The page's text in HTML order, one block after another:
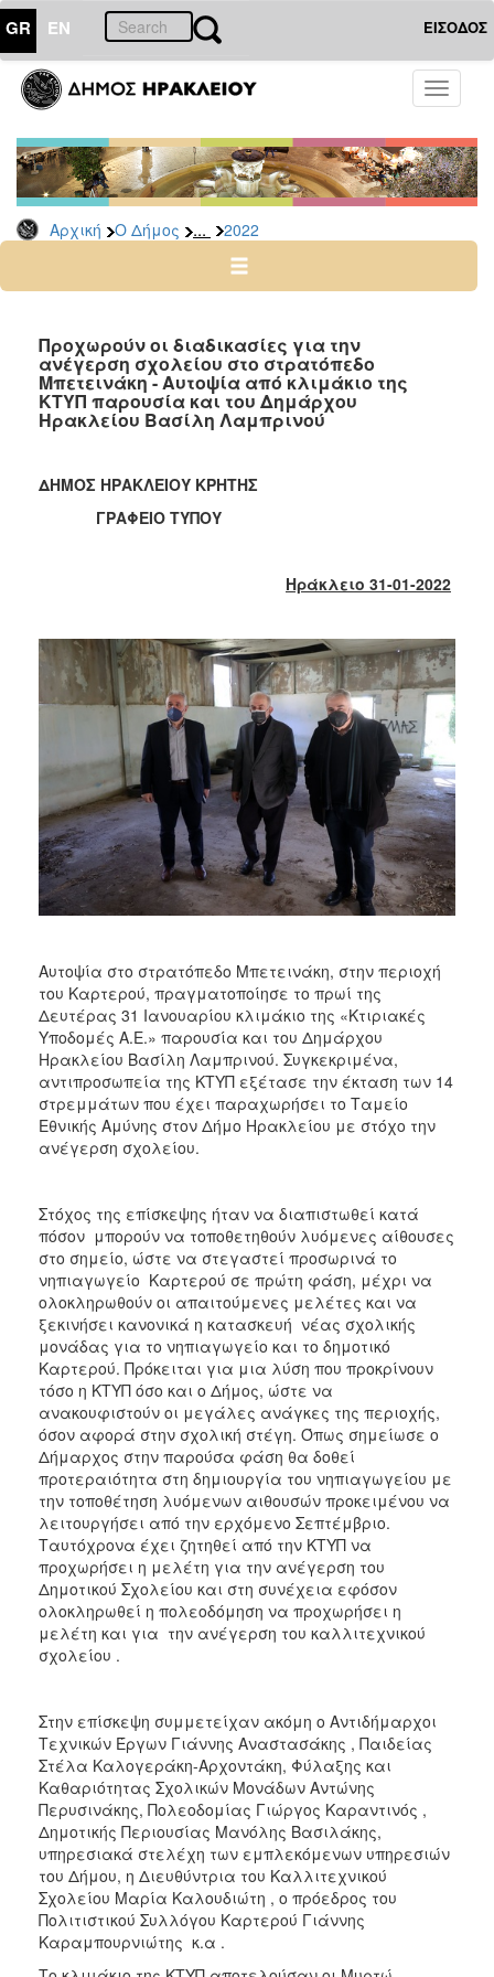
GR EN ΕΙΣΟΔΟΣ
Toggle
Αρχική Ο Δήμος ... 2022
ΔΗΜΟΣ
Δελτία
Τύπου
Αρχείο
2026
2024
2022
2021
2020
2018
2017
2012
2011
2010
2006
ΤΟΠΟΣ
ΑΝΘΕΚΤΙΚΗ
ΠΟΛΗ
Προχωρούν οι διαδικασίες για την
ανέγερση σχολείου στο στρατόπεδο
Μπετεινάκη - Αυτοψία από κλιμάκιο της
ΚΤΥΠ παρουσία και του Δημάρχου
Ηρακλείου Βασίλη Λαμπρινού
ΔΗΜΟΣ ΗΡΑΚΛΕΙΟΥ ΚΡΗΤΗΣ
ΓΡΑΦΕΙΟ ΤΥΠΟΥ
Ηράκλειο 31-01-2022
Αυτοψία στο στρατόπεδο Μπετεινάκη, στην περιοχή
του Καρτερού, πραγματοποίησε το πρωί της
Δευτέρας 31 Ιανουαρίου κλιμάκιο της «Κτιριακές
Υποδομές Α.Ε.» παρουσία και του Δημάρχου
Ηρακλείου Βασίλη Λαμπρινού. Συγκεκριμένα,
αντιπροσωπεία της ΚΤΥΠ εξέτασε την έκταση των 14
στρεμμάτων που έχει παραχωρήσει το Ταμείο
Εθνικής Αμύνης στον Δήμο Ηρακλείου με στόχο την
ανέγερση σχολείου.
Στόχος της επίσκεψης ήταν να διαπιστωθεί κατά
πόσον μπορούν να τοποθετηθούν λυόμενες αίθουσες
στο σημείο, ώστε να στεγαστεί προσωρινά το
νηπιαγωγείο Καρτερού σε πρώτη φάση, μέχρι να
ολοκληρωθούν οι απαιτούμενες μελέτες και να
ξεκινήσει κανονικά η κατασκευή νέας σχολικής
μονάδας για το νηπιαγωγείο και το δημοτικό
Καρτερού. Πρόκειται για μια λύση που προκρίνουν
τόσο η ΚΤΥΠ όσο και ο Δήμος, ώστε να
ανακουφιστούν οι μεγάλες ανάγκες της περιοχής,
όσον αφορά στην σχολική στέγη. Όπως σημείωσε ο
Δήμαρχος στην παρούσα φάση θα δοθεί
προτεραιότητα στη δημιουργία του νηπιαγωγείου με
την τοποθέτηση λυόμενων αιθουσών προκειμένου να
λειτουργήσει από την ερχόμενο Σεπτέμβριο.
Ταυτόχρονα έχει ζητηθεί από την ΚΤΥΠ να
προχωρήσει η μελέτη για την ανέγερση του
Δημοτικού Σχολείου και στη συνέχεια εφόσον
ολοκληρωθεί η πολεοδόμηση να προχωρήσει η
μελέτη και για την ανέγερση του καλλιτεχνικού
σχολείου .
Στην επίσκεψη συμμετείχαν ακόμη ο Αντιδήμαρχοι
Τεχνικών Έργων Γιάννης Αναστασάκης , Παιδείας
Στέλα Καλογεράκη-Αρχοντάκη, Φύλαξης και
Καθαριότητας Σχολικών Μονάδων Αντώνης
Περυσινάκης, Πολεοδομίας Γιώργος Καραντινός ,
Δημοτικής Περιουσίας Μανόλης Βασιλάκης,
υπηρεσιακά στελέχη των εμπλεκόμενων υπηρεσιών
του Δήμου, η Διευθύντρια του Καλλιτεχνικού
Σχολείου Μαρία Καλουδιώτη , ο πρόεδρος του
Πολιτιστικού Συλλόγου Καρτερού Γιάννης
Καραμπουρνιώτης κ.α .